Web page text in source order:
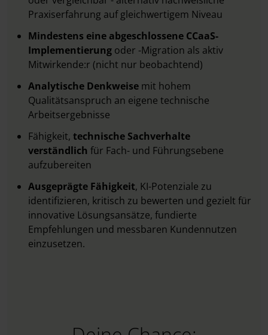
Praxiserfahrung auf gleichwertigem Niveau
Mindestens eine abgeschlossene CCaaS-
Implementierung oder -Migration als aktiv
Mitwirkende:r (nicht nur beobachtend)
Analytische Denkweise mit hohem
Qualitätsanspruch an eigene technische
Arbeitsergebnisse
Fähigkeit, technische Sachverhalte
verständlich für Fach- und Führungsebene
aufzubereiten
Ausgeprägte Fähigkeit, KI-Potenziale zu
identifizieren, kritisch zu bewerten und gezielt für
innovative Lösungsansätze, fundierte
Empfehlungen und messbaren Kundennutzen
einzusetzen.​